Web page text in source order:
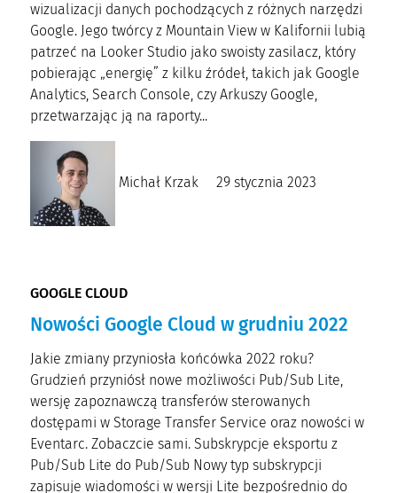
wizualizacji danych pochodzących z różnych narzędzi
Google. Jego twórcy z Mountain View w Kalifornii lubią
patrzeć na Looker Studio jako swoisty zasilacz, który
pobierając „energię” z kilku źródeł, takich jak Google
Analytics, Search Console, czy Arkuszy Google,
przetwarzając ją na raporty...
Michał Krzak 29 stycznia 2023
GOOGLE CLOUD
Nowości Google Cloud w grudniu 2022
Jakie zmiany przyniosła końcówka 2022 roku?
Grudzień przyniósł nowe możliwości Pub/Sub Lite,
wersję zapoznawczą transferów sterowanych
dostępami w Storage Transfer Service oraz nowości w
Eventarc. Zobaczcie sami. Subskrypcje eksportu z
Pub/Sub Lite do Pub/Sub Nowy typ subskrypcji
zapisuje wiadomości w wersji Lite bezpośrednio do